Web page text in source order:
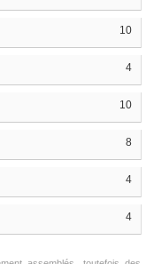
10
4
10
8
4
4